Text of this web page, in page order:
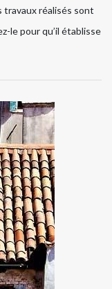
travaux réalisés sont
le pour qu’il établisse